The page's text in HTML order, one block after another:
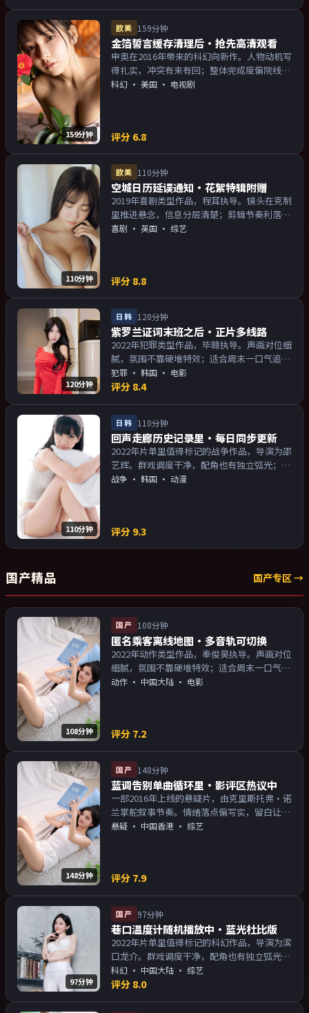
159分钟
欧美 159分钟
金箔誓言缓存清理后·抢先高清观看
申奥在2016年带来的科幻向新作。人物动机写
得扎实，冲突有来有回；整体完成度偏院线质
感。主演以演技派为主，适合喜欢强叙事与人
科幻 · 美国 · 电视剧
评分 6.8
110分钟
欧美 110分钟
空城日历延误通知·花絮特辑附赠
2019年喜剧类型作品，程耳执导。镜头在克制
里推进悬念，信息分层清楚；剪辑节奏利落，
观感顺滑。主演以演技派为主，适合喜欢强叙
喜剧 · 英国 · 综艺
评分 8.8
120分钟
日韩 120分钟
紫罗兰证词末班之后·正片多线路
2022年犯罪类型作品，毕赣执导。声画对位细
腻，氛围不靠硬堆特效；适合周末一口气追
完。主演以演技派为主，适合喜欢强叙事与人
物关系的观众加入片单。
犯罪 · 韩国 · 电影
评分 8.4
110分钟
日韩 110分钟
回声走廊历史记录里·每日同步更新
2022年片单里值得标记的战争作品，导演为邵
艺辉。群戏调度干净，配角也有独立弧光；配
乐与画面气质统一。主演以演技派为主，适合
战争 · 韩国 · 动漫
评分 9.3
国产精品 国产专区 →
108分钟
国产 108分钟
匿名乘客离线地图·多音轨可切换
2022年动作类型作品，奉俊昊执导。声画对位
细腻，氛围不靠硬堆特效；适合周末一口气追
完。主演以演技派为主，适合喜欢强叙事与人
动作 · 中国大陆 · 电影
评分 7.2
148分钟
国产 148分钟
蓝调告别单曲循环里·影评区热议中
一部2016年上线的悬疑片，由克里斯托弗·诺
兰掌舵叙事节奏。情绪落点偏写实，留白让人
回味；片尾余韵足，讨论空间大。主演以演技
悬疑 · 中国香港 · 综艺
评分 7.9
97分钟
国产 97分钟
巷口温度计随机播放中·蓝光杜比版
2022年片单里值得标记的科幻作品，导演为滨
口龙介。群戏调度干净，配角也有独立弧光；
配乐与画面气质统一。主演以演技派为主，适
合喜欢强叙事与人物关系的观众加入片单。
科幻 · 中国大陆 · 综艺
评分 8.0